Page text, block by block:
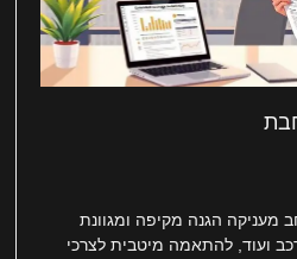
מעניקה הגנה מקיפה ומגוונת
ועוד, להתאמה מיטבית לצרכי